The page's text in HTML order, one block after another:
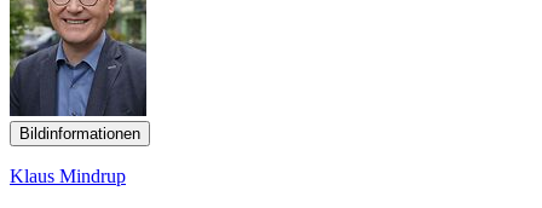
Bildinformationen
Klaus Mindrup